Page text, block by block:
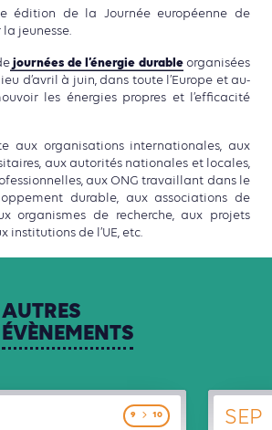
édition de la Journée européenne de
la jeunesse.
journées de l’énergie durableorganisées
d’avril à juin, dans toute l’Europe et au-
les énergies propres et l’efficacité
aux organisations internationales, aux
aux autorités nationales et locales,
aux ONG travaillant dans le
durable, aux associations de
organismes de recherche, aux projets
institutions de l’UE, etc.
AUTRES
ÉVÈNEMENTS
9 10 SEP